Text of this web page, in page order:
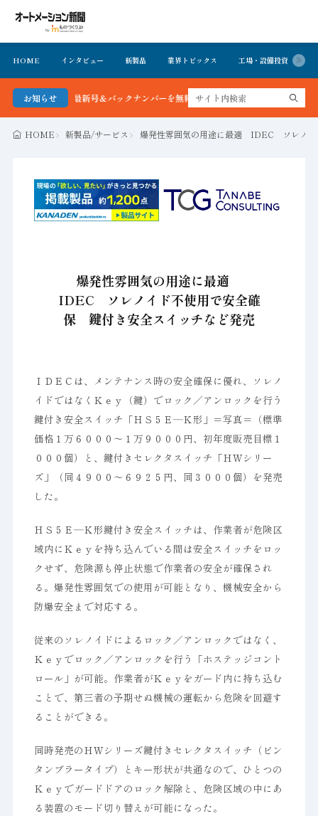
HOME インタビュー 新製品 業界トピックス 工場・設備投資
お知らせ
ン新聞 最新号＆バックナンバーを無料で公開中 詳細はこちら
HOME 新製品/サービス 爆発性雰囲気の用途に最適 IDEC ソレノイ
爆発性雰囲気の用途に最適
IDEC ソレノイド不使用で安全確
保 鍵付き安全スイッチなど発売
ＩＤＥＣは、メンテナンス時の安全確保に優れ、ソレノ
イドではなくＫｅｙ（鍵）でロック／アンロックを行う
鍵付き安全スイッチ「ＨＳ５Ｅ―Ｋ形」＝写真＝（標準
価格１万６０００～１万９０００円、初年度販売目標１
０００個）と、鍵付きセレクタスイッチ「ＨＷシリー
ズ」（同４９００～６９２５円、同３０００個）を発売
した。
ＨＳ５Ｅ―Ｋ形鍵付き安全スイッチは、作業者が危険区
域内にＫｅｙを持ち込んでいる間は安全スイッチをロッ
クせず、危険源も停止状態で作業者の安全が確保され
る。爆発性雰囲気での使用が可能となり、機械安全から
防爆安全まで対応する。
従来のソレノイドによるロック／アンロックではなく、
Ｋｅｙでロック／アンロックを行う「ホステッジコント
ロール」が可能。作業者がＫｅｙをガード内に持ち込む
ことで、第三者の予期せぬ機械の運転から危険を回避す
ることができる。
同時発売のＨＷシリーズ鍵付きセレクタスイッチ（ピン
タンブラータイプ）とキー形状が共通なので、ひとつの
Ｋｅｙでガードドアのロック解除と、危険区域の中にあ
る装置のモード切り替えが可能になった。